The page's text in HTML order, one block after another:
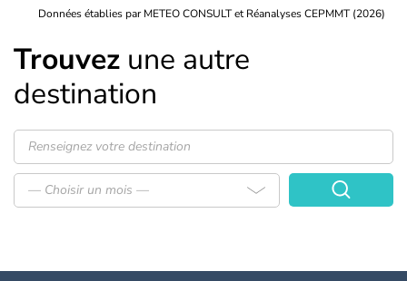
Données établies par METEO CONSULT et Réanalyses CEPMMT (2026)
Trouvez une autre
destination
— Choisir un mois —